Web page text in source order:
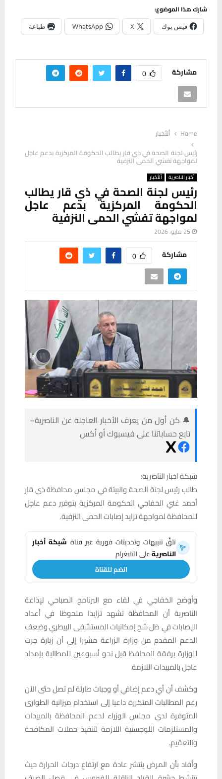
شارك هذا الموضوع:
فيس بوك X
WhatsApp طباعة
مشاركة 0
Home
ألأخبار
رئيس لجنة الصحة في ذي قار يطالب الحكومة المركزية بدعم عاجل
لمواجهة تفشي الحمى النزفية
أخبار الناصرية ألأخبار
رئيس لجنة الصحة في ذي قار يطالب
الحكومة المركزية بدعم عاجل
لمواجهة تفشي الحمى النزفية
25 مايو، 2026
مشاركة 0
🔔 كن أول من يعرف الأخبار العاجلة عن الناصرية–
تابع حساباتنا على فيسبوك أو أكس
شبكة اخبار الناصرية:
طالب رئيس لجنة الصحة والبيئة في مجلس محافظة ذي قار
أحمد غني الخفاجي الحكومة المركزية بتوفير دعم عاجل
للمحافظة لمواجهة تزايد إصابات الحمى النزفية.
تلقَّ تنبيهات وتحديثات فورية عبر قناة شبكة أخبار
الناصريةعلى التليغرام
انضم للقناة
وأوضح الخفاجي في لقاء مع البرنامج الصباحي لإذاعة
الناصرية أن المحافظة تشهد تزايدا ملحوظا في أعداد
الإصابات في ظل شح إمكانيات المستشفى البيطري وضعف
الدعم المقدم من وزارة الزراعة مشيرا إلى أن زيارة جرت
للوزارة برفقة المحافظ قبل نحو أسبوعين للمطالبة بإمداد
عاجل بالمبيدات اللازمة.
وكشف أن أي دعم إضافي أو وجبات طارئة لم تصل حتى الآن
رغم المطالبات المتكررة داعيا إلى استخدام ميزانية الطوارئ
المتوفرة لدى مجلس الوزراء لدعم المحافظة بالمبيدات
والمستلزمات اللوجستية اللازمة لتنفيذ حملات المكافحة
والتعقيم.
وأفاد بأن المرض ينتشر عادة مع ارتفاع درجات الحرارة حيث